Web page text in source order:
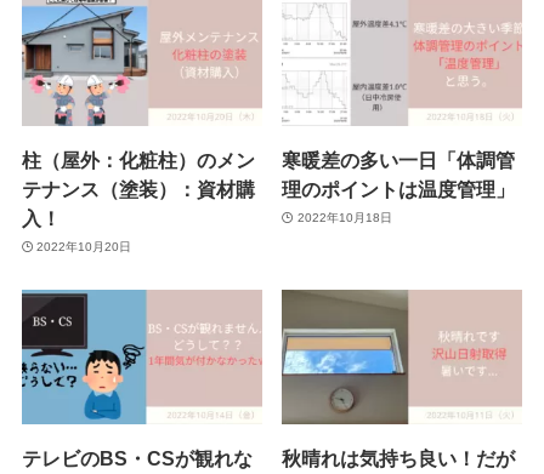
柱（屋外：化粧柱）のメン
テナンス（塗装）：資材購
入！
2022年10月20日
寒暖差の多い一日「体調管
理のポイントは温度管理」
2022年10月18日
テレビのBS・CSが観れな
秋晴れは気持ち良い！だが